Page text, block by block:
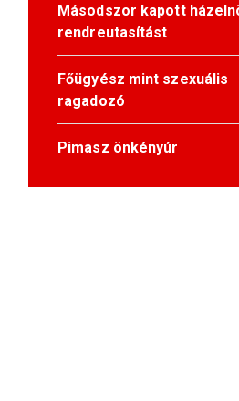
Másodszor kapott
rendreutasítást
Főügyész mint szexuális
ragadozó
Pimasz önkényúr